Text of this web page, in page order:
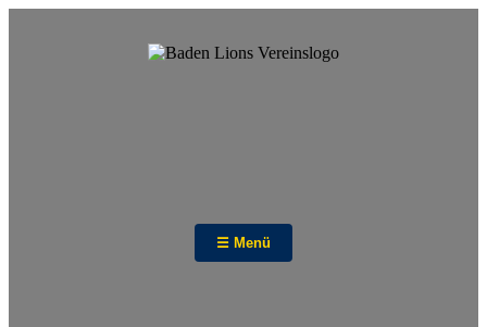
☰ Menü